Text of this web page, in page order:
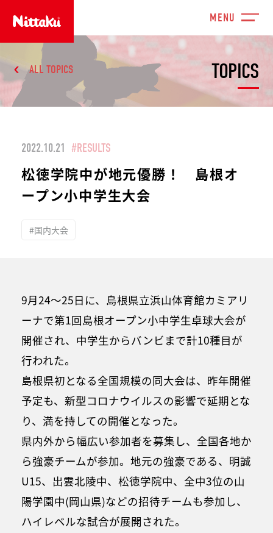
TOPICS
ALL TOPICS
2022.10.21 #RESULTS
松徳学院中が地元優勝！ 島根オ
ープン小中学生大会
#国内大会
9月24～25日に、島根県立浜山体育館カミアリ
ーナで第1回島根オープン小中学生卓球大会が
開催され、中学生からバンビまで計10種目が
行われた。
島根県初となる全国規模の同大会は、昨年開催
予定も、新型コロナウイルスの影響で延期とな
り、満を持しての開催となった。
県内外から幅広い参加者を募集し、全国各地か
ら強豪チームが参加。地元の強豪である、明誠
U15、出雲北陵中、松徳学院中、全中3位の山
陽学園中(岡山県)などの招待チームも参加し、
ハイレベルな試合が展開された。